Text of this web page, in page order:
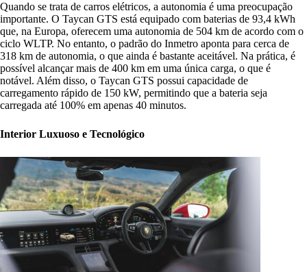
Quando se trata de carros elétricos, a autonomia é uma preocupação
importante. O Taycan GTS está equipado com baterias de 93,4 kWh
que, na Europa, oferecem uma autonomia de 504 km de acordo com o
ciclo WLTP. No entanto, o padrão do Inmetro aponta para cerca de
318 km de autonomia, o que ainda é bastante aceitável. Na prática, é
possível alcançar mais de 400 km em uma única carga, o que é
notável. Além disso, o Taycan GTS possui capacidade de
carregamento rápido de 150 kW, permitindo que a bateria seja
carregada até 100% em apenas 40 minutos.
Interior Luxuoso e Tecnológico